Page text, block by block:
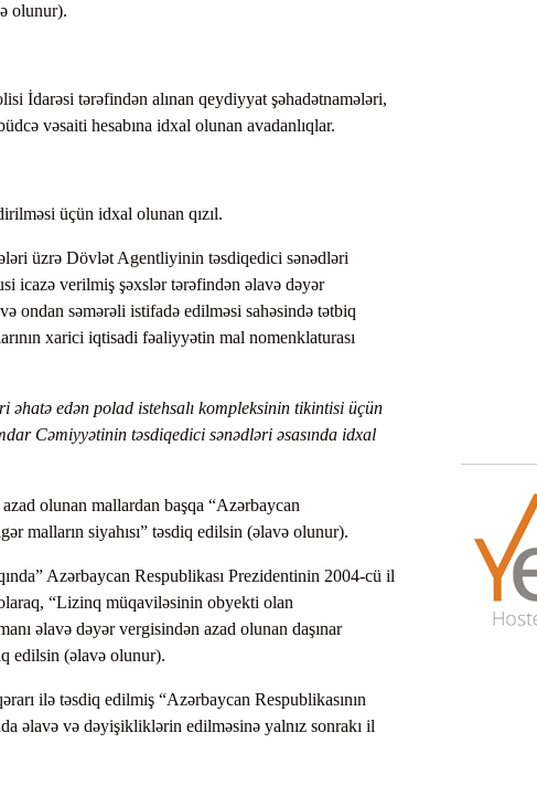
olunur).
İdarəsi tərəfindən alınan qeydiyyat şəhadətnamələri,
vəsaiti hesabına idxal olunan avadanlıqlar.
üçün idxal olunan qızıl.
üzrə Dövlət Agentliyinin təsdiqedici sənədləri
icazə verilmiş şəxslər tərəfindən əlavə dəyər
ondan səmərəli istifadə edilməsi sahəsində tətbiq
xarici iqtisadi fəaliyyətin mal nomenklaturası
edən polad istehsalı kompleksinin tikintisi üçün
Cəmiyyətinin təsdiqedici sənədləri əsasında idxal
olunan mallardan başqa “Azərbaycan
malların siyahısı” təsdiq edilsin (əlavə olunur).
Azərbaycan Respublikası Prezidentinin 2004-cü il
“Lizinq müqaviləsinin obyekti olan
əlavə dəyər vergisindən azad olunan daşınar
edilsin (əlavə olunur).
ilə təsdiq edilmiş “Azərbaycan Respublikasının
əlavə və dəyişikliklərin edilməsinə yalnız sonrakı il